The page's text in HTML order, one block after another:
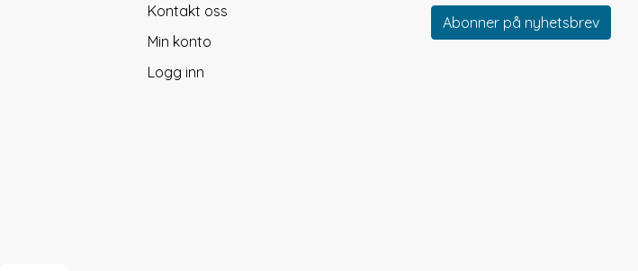
Kontakt oss
Min konto
Logg inn
Abonner på nyhetsbrev